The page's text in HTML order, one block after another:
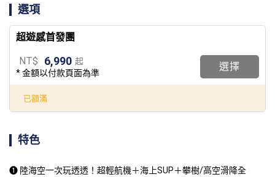
選項
超遊感首發團
NT$ 6,990 起
* 金額以付款頁面為準
選擇
已額滿
特色
❶ 陸海空一次玩透透！超輕航機＋海上SUP＋攀樹/高空滑降全